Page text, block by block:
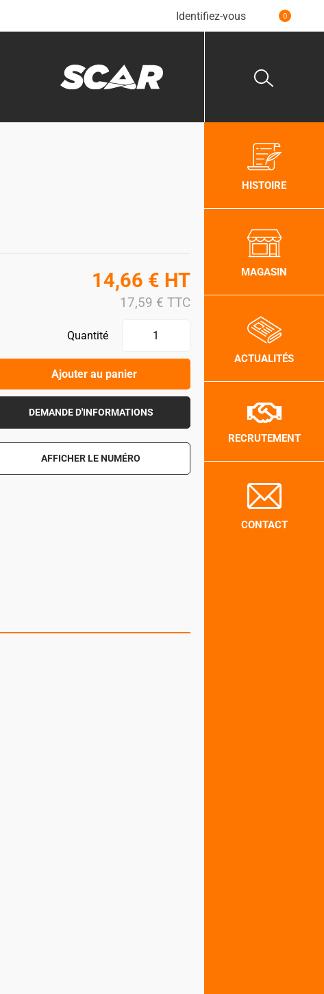
Identifiez-vous 0
14,66 € HT
17,59 € TTC
Quantité
Ajouter au panier
DEMANDE D'INFORMATIONS
AFFICHER LE NUMÉRO
HISTOIRE
MAGASIN
ACTUALITÉS
RECRUTEMENT
CONTACT